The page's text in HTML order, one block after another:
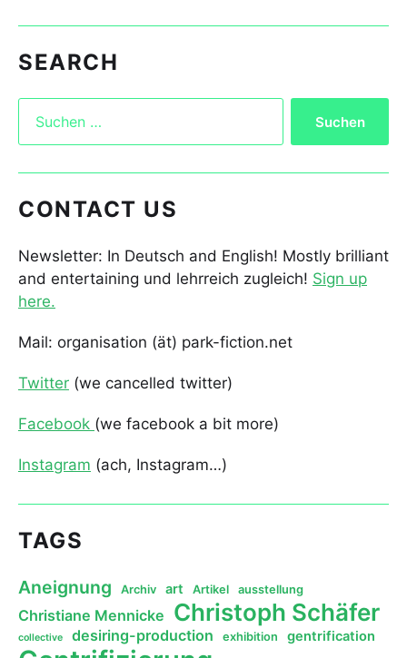
SEARCH
CONTACT US
Newsletter: In Deutsch and English! Mostly brilliant
and entertaining und lehrreich zugleich! Sign up
here.
Mail: organisation (ät) park-fiction.net
Twitter (we cancelled twitter)
Facebook (we facebook a bit more)
Instagram (ach, Instagram…)
TAGS
Aneignung Archiv art Artikel ausstellung
Christiane Mennicke Christoph Schäfer
collective desiring-production exhibition gentrification